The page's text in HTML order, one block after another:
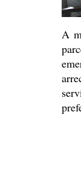
A